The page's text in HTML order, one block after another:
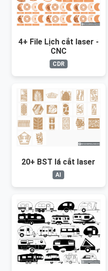
4+ File Lịch cắt laser -
CNC
CDR
20+ BST lá cắt laser
AI